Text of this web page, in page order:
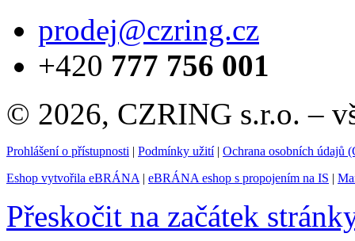
prodej@czring.cz
+420 777 756 001
© 2026, CZRING s.r.o. –
Prohlášení o přístupnosti | Podmínky užití| Ochrana osobních údajů
Eshop vytvořila eBRÁNA | eBRÁNA eshop s propojením na IS |
Přeskočit na začátek